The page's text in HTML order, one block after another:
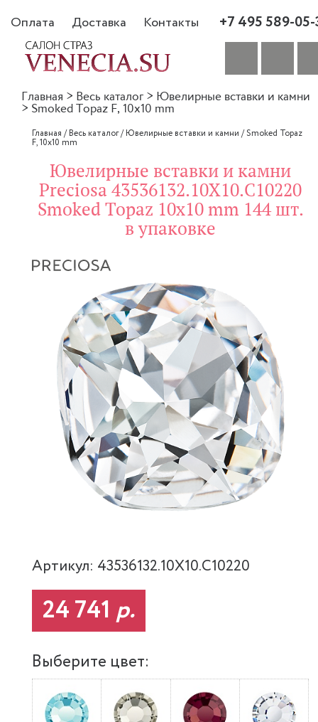
Оплата Доставка Контакты +7 495 589-
Главная > Весь каталог > Ювелирные вставки и камни
> Smoked Topaz F, 10x10 mm
Главная /Весь каталог/Ювелирные вставки и камни /Smoked Topaz
F, 10x10 mm
Ювелирные вставки и камни
Preciosa 43536132.10X10.C10220
Smoked Topaz 10x10 mm 144 шт.
в упаковке
Артикул: 43536132.10X10.C10220
24 741 р.
Выберите цвет: